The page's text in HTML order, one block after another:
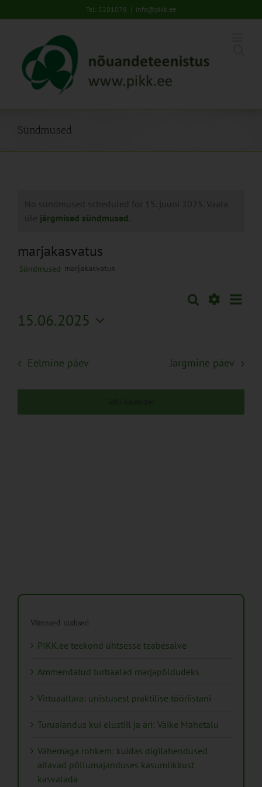
to
Tel: 5201078 | info@pikk.ee
Sündmused
No sündmused scheduled for 15. juuni 2025. Vaata
üle järgmised sündmused
marjakasvatus
Sündmused marjakasvatus
Sündmused
Navigation
Otsi Päev
15.06.2025
Eelmine päev Järgmine päev
Viimased uudised
PIKK.ee teekond ühtsesse teabesalve
Ammendatud turbaalad marjapõldudeks
Virtuaaltara: unistusest praktilise tööriistani
Turuaiandus kui elustiil ja äri: Väike Mahetalu
Vähemaga rohkem: kuidas digilahendused
aitavad põllumajanduses kasumlikkust
kasvatada